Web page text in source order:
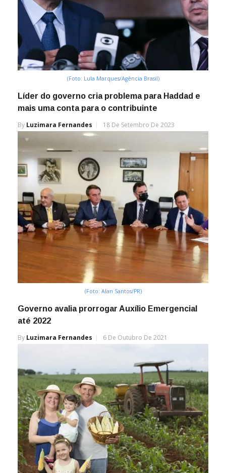
(Foto: Lula Marques/Agência Brasil)
Líder do governo cria problema para Haddad e
mais uma conta para o contribuinte
By Luzimara Fernandes 18 De Setembro De 2023
(Foto: Alan Santos/PR)
Governo avalia prorrogar Auxílio Emergencial
até 2022
By Luzimara Fernandes 6 De Outubro De 2021